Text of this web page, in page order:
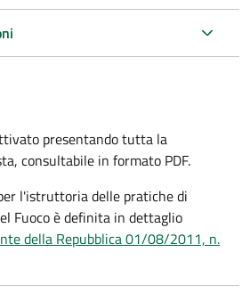
presentando tutta la
consultabile in formato PDF.
l'istruttoria delle pratiche di
Fuoco è definita in dettaglio
della Repubblica 01/08/2011, n.